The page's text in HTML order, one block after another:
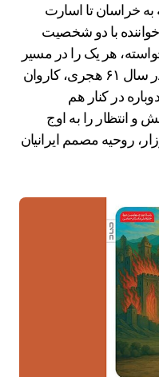
به خراسان تا اسارت
خواننده با دو شخصیت
هر یک را در مسیر
متفاوتی قرار می‌دهد و سرانجام در سال ۶۱ هجری، کاروان
در کنار هم
و انتظار را به اوج
روحیه مصمم ایرانیان